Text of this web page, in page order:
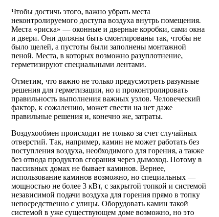
Чтобы достичь этого, важно убрать места
неконтролируемого доступа воздуха внутрь помещения.
Места «риска» — оконные и дверные коробки, сами окна
и двери. Они должны быть смонтированы так, чтобы не
было щелей, а пустоты были заполнены монтажной
пеной. Места, в которых возможно разуплотнение,
герметизируют специальными лентами.
Отметим, что важно не только предусмотреть разумные
решения для герметизации, но и проконтролировать
правильность выполнения важных узлов. Человеческий
фактор, к сожалению, может свести на нет даже
правильные решения и, конечно же, затраты.
Воздухообмен происходит не только за счет случайных
отверстий. Так, например, камин не может работать без
поступления воздуха, необходимого для горения, а также
без отвода продуктов сгорания через дымоход. Потому в
пассивных домах не бывает каминов. Вернее,
использование каминов возможно, но специальных —
мощностью не более 3 кВт, с закрытой топкой и системой
независимой подачи воздуха для горения прямо в топку
непосредственно с улицы. Оборудовать камин такой
системой в уже существующем доме возможно, но это